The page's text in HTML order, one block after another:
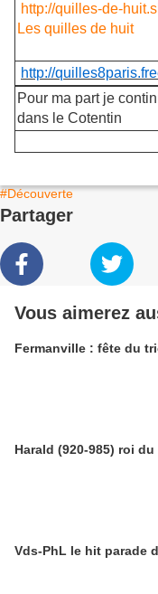
http://quilles-de-
Les quilles de huit
http://
Pour ma part je
dans le Cotentin
#Découverte
Partager
Vous aimerez
Fermanville : fête du
Harald (920-985) roi du
Vds-PhL le hit parade